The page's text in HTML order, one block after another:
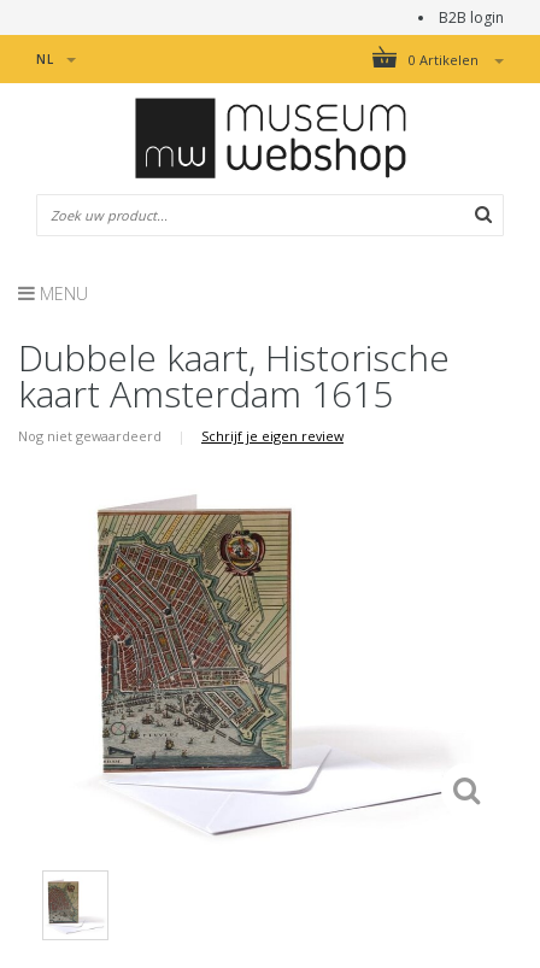
B2B login
0 Artikelen
NL
MENU
Dubbele kaart, Historische
kaart Amsterdam 1615
Nog niet gewaardeerd | Schrijf je eigen review